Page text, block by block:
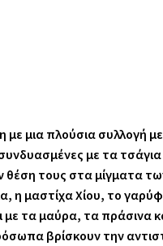
με μια πλούσια συλλογή
με τα
θέση τους στα μίγματα
η μαστίχα Χίου, το
με τα μαύρα, τα πράσινα
βρίσκουν την